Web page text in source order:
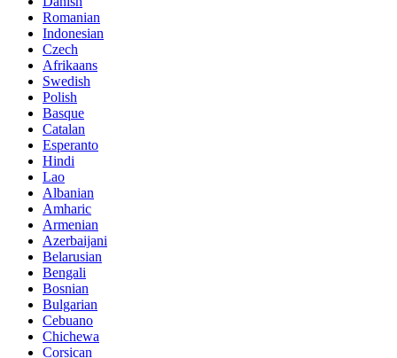
Romanian
Indonesian
Czech
Afrikaans
Swedish
Polish
Basque
Catalan
Esperanto
Hindi
Lao
Albanian
Amharic
Armenian
Azerbaijani
Belarusian
Bengali
Bosnian
Bulgarian
Cebuano
Chichewa
Corsican